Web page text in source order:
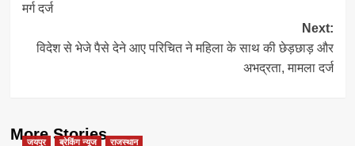
मर्ग दर्ज
Next:
विदेश से भेजे पैसे देने आए परिचित ने महिला के साथ की छेड़छाड़ और
अभद्रता, मामला दर्ज
More Stories
जयपुर ब्रेकिंग न्यूज राजस्थान